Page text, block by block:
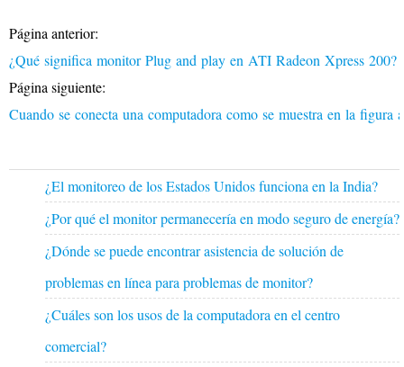
Página anterior:
¿Qué significa monitor Plug and play en ATI Radeon Xpress 200?
Página siguiente:
Cuando se conecta una computadora como se muestra en la figura
¿El monitoreo de los Estados Unidos funciona en la India?
¿Por qué el monitor permanecería en modo seguro de energía?
¿Dónde se puede encontrar asistencia de solución de
problemas en línea para problemas de monitor?
¿Cuáles son los usos de la computadora en el centro
comercial?